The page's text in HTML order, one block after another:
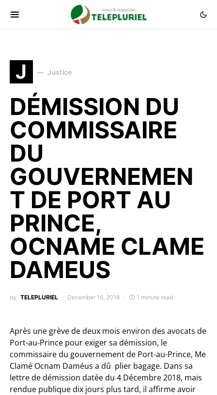
J Justice
DÉMISSION DU
COMMISSAIRE
DU
GOUVERNEMEN
T DE PORT AU
PRINCE,
OCNAME CLAME
DAMEUS
by TELEPLURIEL December 16, 2018 1 minute read
Après une grève de deux mois environ des avocats de
Port-au-Prince pour exiger sa démission, le
commissaire du gouvernement de Port-au-Prince, Me
Clamé Ocnam Daméus a dû plier bagage. Dans sa
lettre de démission datée du 4 Décembre 2018, mais
rendue publique dix jours plus tard, il affirme avoir